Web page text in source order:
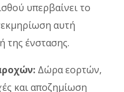
υπερβαίνει το
αυτή
της ένστασης.
Δώρα εορτών,
και αποζημίωση